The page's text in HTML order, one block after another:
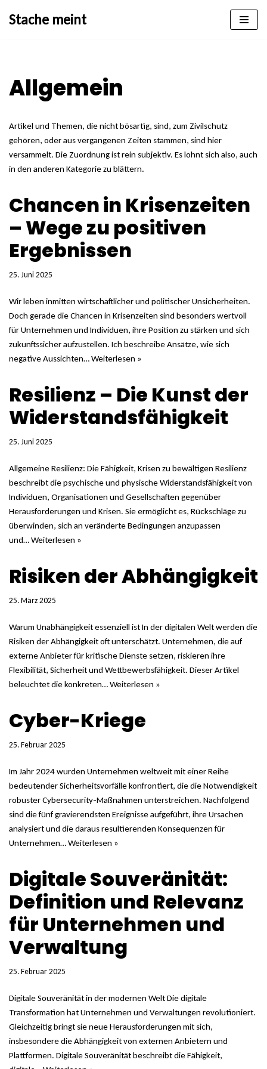
Stache meint
Allgemein
Artikel und Themen, die nicht bösartig, sind, zum Zivilschutz
gehören, oder aus vergangenen Zeiten stammen, sind hier
versammelt. Die Zuordnung ist rein subjektiv. Es lohnt sich also, auch
in den anderen Kategorie zu blättern.
Chancen in Krisenzeiten
– Wege zu positiven
Ergebnissen
25. Juni 2025
Wir leben inmitten wirtschaftlicher und politischer Unsicherheiten.
Doch gerade die Chancen in Krisenzeiten sind besonders wertvoll
für Unternehmen und Individuen, ihre Position zu stärken und sich
zukunftssicher aufzustellen. Ich beschreibe Ansätze, wie sich
negative Aussichten…Weiterlesen »
Resilienz – Die Kunst der
Widerstandsfähigkeit
25. Juni 2025
Allgemeine Resilienz: Die Fähigkeit, Krisen zu bewältigen Resilienz
beschreibt die psychische und physische Widerstandsfähigkeit von
Individuen, Organisationen und Gesellschaften gegenüber
Herausforderungen und Krisen. Sie ermöglicht es, Rückschläge zu
überwinden, sich an veränderte Bedingungen anzupassen
und…Weiterlesen »
Risiken der Abhängigkeit
25. März 2025
Warum Unabhängigkeit essenziell ist In der digitalen Welt werden die
Risiken der Abhängigkeit oft unterschätzt. Unternehmen, die auf
externe Anbieter für kritische Dienste setzen, riskieren ihre
Flexibilität, Sicherheit und Wettbewerbsfähigkeit. Dieser Artikel
beleuchtet die konkreten…Weiterlesen »
Cyber-Kriege
25. Februar 2025
Im Jahr 2024 wurden Unternehmen weltweit mit einer Reihe
bedeutender Sicherheitsvorfälle konfrontiert, die die Notwendigkeit
robuster Cybersecurity-Maßnahmen unterstreichen. Nachfolgend
sind die fünf gravierendsten Ereignisse aufgeführt, ihre Ursachen
analysiert und die daraus resultierenden Konsequenzen für
Unternehmen…Weiterlesen »
Digitale Souveränität:
Definition und Relevanz
für Unternehmen und
Verwaltung
25. Februar 2025
Digitale Souveränität in der modernen Welt Die digitale
Transformation hat Unternehmen und Verwaltungen revolutioniert.
Gleichzeitig bringt sie neue Herausforderungen mit sich,
insbesondere die Abhängigkeit von externen Anbietern und
Plattformen. Digitale Souveränität beschreibt die Fähigkeit,